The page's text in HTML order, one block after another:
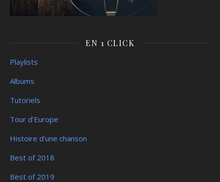
EN 1 CLICK
Playlists
Albums
Tutoriels
Tour d’Europe
Histoire d’une chanson
Best of 2018
Best of 2019